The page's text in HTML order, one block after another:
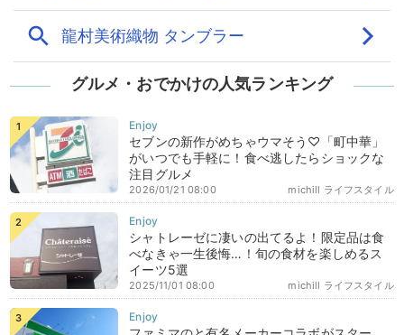
グルメ・おでかけの人気ランキング
セブンの新作がめちゃウマそう♡「町中華」
がいつでも手軽に！食べ逃したらショックな
注目グルメ
michill ライフスタイル
2026/01/21 08:00
シャトレーゼに凄いの出てるよ！限定品は食
べなきゃ一生後悔…！旬の食材を楽しめるス
イーツ5選
michill ライフスタイル
2025/11/01 08:00